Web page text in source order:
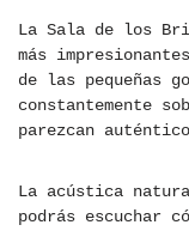
La Sala de los
más
de las pequeñas
constantemente
parezcan
La acústica
podrás escuchar